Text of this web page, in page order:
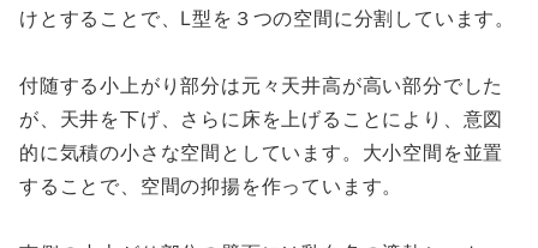
けとすることで、L型を３つの空間に分割しています。
付随する小上がり部分は元々天井高が高い部分でした
が、天井を下げ、さらに床を上げることにより、意図
的に気積の小さな空間としています。大小空間を並置
することで、空間の抑揚を作っています。